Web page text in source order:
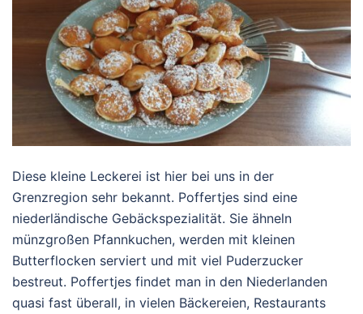
Diese kleine Leckerei ist hier bei uns in der
Grenzregion sehr bekannt. Poffertjes sind eine
niederländische Gebäckspezialität. Sie ähneln
münzgroßen Pfannkuchen, werden mit kleinen
Butterflocken serviert und mit viel Puderzucker
bestreut. Poffertjes findet man in den Niederlanden
quasi fast überall, in vielen Bäckereien, Restaurants